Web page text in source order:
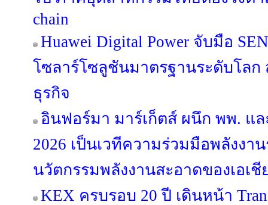
chain
Huawei Digital Power จับมือ
โซลาร์โซลูชันมาตรฐานระดับโล
ธุรกิจ
อินฟอร์มา มาร์เก็ตส์ ผนึก พพ. แล
2026 เป็นเวทีความร่วมมือพลังง
นวัตกรรมพลังงานสะอาดของเอเชี
KEX ครบรอบ 20 ปี เดินหน้า